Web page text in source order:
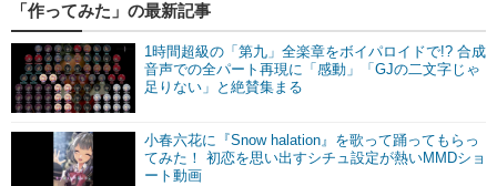
「作ってみた」の最新記事
1時間超級の「第九」全楽章をボイパロイドで!? 合成
音声での全パート再現に「感動」「GJの二文字じゃ
足りない」と絶賛集まる
小春六花に『Snow halation』を歌って踊ってもらっ
てみた！ 初恋を思い出すシチュ設定が熱いMMDショ
ート動画